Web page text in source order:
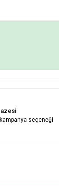
seçeneği